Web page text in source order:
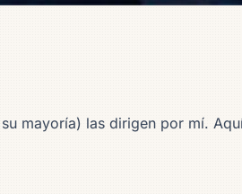
mayoría) las dirigen por mí.